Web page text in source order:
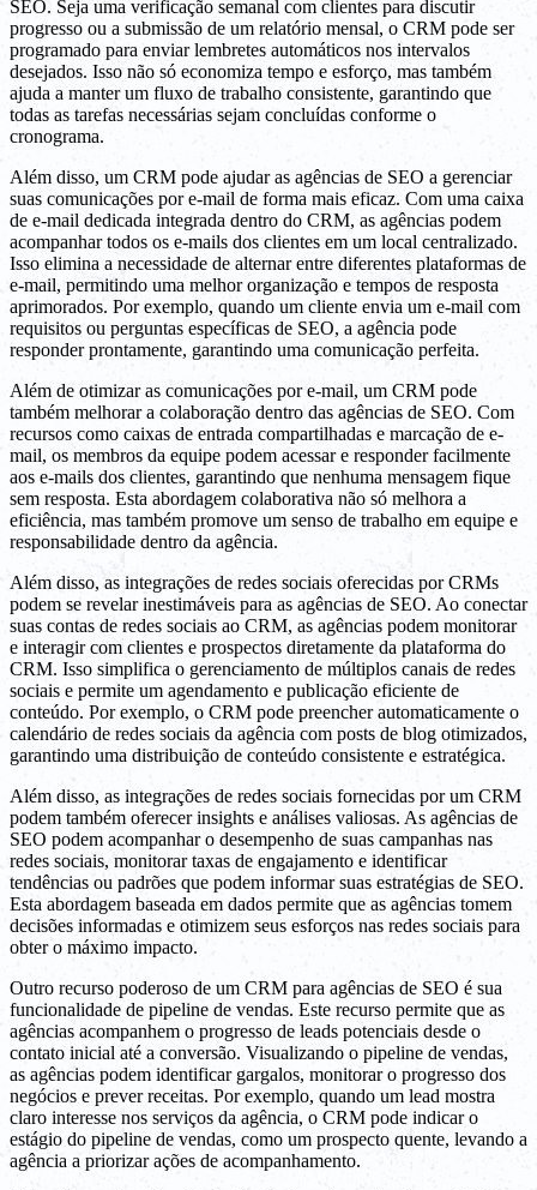
SEO. Seja uma verificação semanal com clientes para discutir
progresso ou a submissão de um relatório mensal, o CRM pode ser
programado para enviar lembretes automáticos nos intervalos
desejados. Isso não só economiza tempo e esforço, mas também
ajuda a manter um fluxo de trabalho consistente, garantindo que
todas as tarefas necessárias sejam concluídas conforme o
cronograma.
Além disso, um CRM pode ajudar as agências de SEO a gerenciar
suas comunicações por e-mail de forma mais eficaz. Com uma caixa
de e-mail dedicada integrada dentro do CRM, as agências podem
acompanhar todos os e-mails dos clientes em um local centralizado.
Isso elimina a necessidade de alternar entre diferentes plataformas de
e-mail, permitindo uma melhor organização e tempos de resposta
aprimorados. Por exemplo, quando um cliente envia um e-mail com
requisitos ou perguntas específicas de SEO, a agência pode
responder prontamente, garantindo uma comunicação perfeita.
Além de otimizar as comunicações por e-mail, um CRM pode
também melhorar a colaboração dentro das agências de SEO. Com
recursos como caixas de entrada compartilhadas e marcação de e-
mail, os membros da equipe podem acessar e responder facilmente
aos e-mails dos clientes, garantindo que nenhuma mensagem fique
sem resposta. Esta abordagem colaborativa não só melhora a
eficiência, mas também promove um senso de trabalho em equipe e
responsabilidade dentro da agência.
Além disso, as integrações de redes sociais oferecidas por CRMs
podem se revelar inestimáveis para as agências de SEO. Ao conectar
suas contas de redes sociais ao CRM, as agências podem monitorar
e interagir com clientes e prospectos diretamente da plataforma do
CRM. Isso simplifica o gerenciamento de múltiplos canais de redes
sociais e permite um agendamento e publicação eficiente de
conteúdo. Por exemplo, o CRM pode preencher automaticamente o
calendário de redes sociais da agência com posts de blog otimizados,
garantindo uma distribuição de conteúdo consistente e estratégica.
Além disso, as integrações de redes sociais fornecidas por um CRM
podem também oferecer insights e análises valiosas. As agências de
SEO podem acompanhar o desempenho de suas campanhas nas
redes sociais, monitorar taxas de engajamento e identificar
tendências ou padrões que podem informar suas estratégias de SEO.
Esta abordagem baseada em dados permite que as agências tomem
decisões informadas e otimizem seus esforços nas redes sociais para
obter o máximo impacto.
Outro recurso poderoso de um CRM para agências de SEO é sua
funcionalidade de pipeline de vendas. Este recurso permite que as
agências acompanhem o progresso de leads potenciais desde o
contato inicial até a conversão. Visualizando o pipeline de vendas,
as agências podem identificar gargalos, monitorar o progresso dos
negócios e prever receitas. Por exemplo, quando um lead mostra
claro interesse nos serviços da agência, o CRM pode indicar o
estágio do pipeline de vendas, como um prospecto quente, levando a
agência a priorizar ações de acompanhamento.